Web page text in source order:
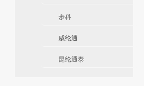
步科
威纶通
昆纶通泰